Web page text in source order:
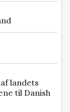
landets
til Danish